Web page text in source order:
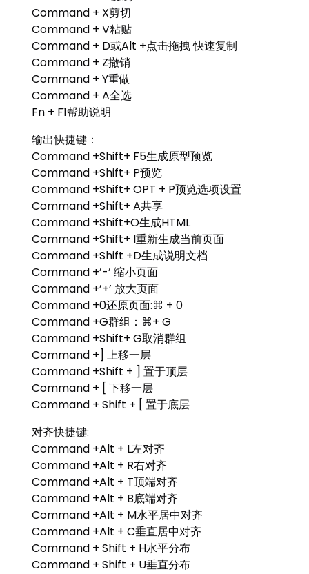
Command + X剪切
Command + V粘贴
Command + D或Alt +点击拖拽 快速复制
Command + Z撤销
Command + Y重做
Command + A全选
Fn + F1帮助说明
输出快捷键：
Command +Shift+ F5生成原型预览
Command +Shift+ P预览
Command +Shift+ OPT + P预览选项设置
Command +Shift+ A共享
Command +Shift+O生成HTML
Command +Shift+ I重新生成当前页面
Command +Shift +D生成说明文档
Command +’-’ 缩小页面
Command +’+’ 放大页面
Command +0还原页面:⌘ + 0
Command +G群组：⌘+ G
Command +Shift+ G取消群组
Command +] 上移一层
Command +Shift + ] 置于顶层
Command + [ 下移一层
Command + Shift + [ 置于底层
对齐快捷键:
Command +Alt + L左对齐
Command +Alt + R右对齐
Command +Alt + T顶端对齐
Command +Alt + B底端对齐
Command +Alt + M水平居中对齐
Command +Alt + C垂直居中对齐
Command + Shift + H水平分布
Command + Shift + U垂直分布